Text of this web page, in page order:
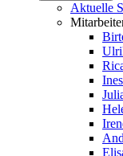
Aktuelle